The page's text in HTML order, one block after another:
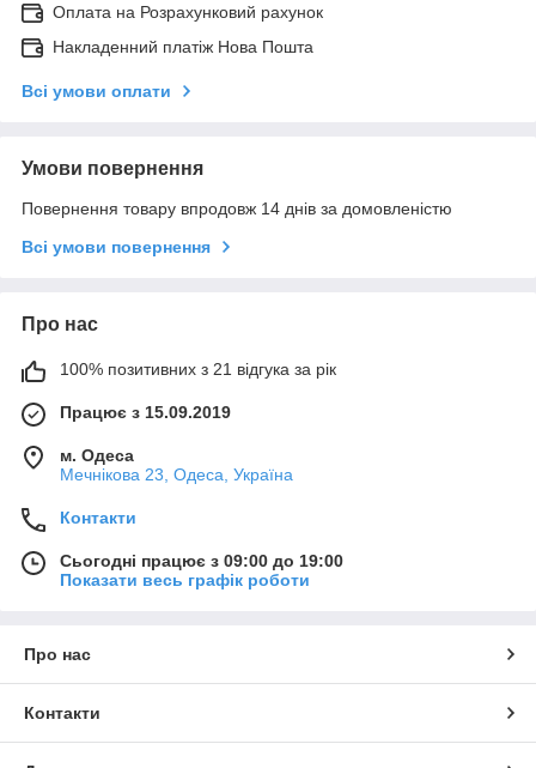
Оплата на Розрахунковий рахунок
Накладенний платіж Нова Пошта
Всі умови оплати
Умови повернення
Повернення товару впродовж 14 днів за домовленістю
Всі умови повернення
Про нас
100% позитивних з 21 відгука за рік
Працює з 15.09.2019
м. Одеса
Мечнікова 23, Одеса, Україна
Контакти
Сьогодні працює з 09:00 до 19:00
Показати весь графік роботи
Про нас
Контакти